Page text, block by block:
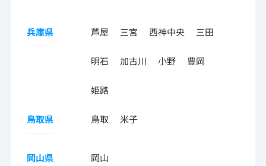
兵庫県 芦屋 三宮 西神中央 三田
明石 加古川 小野 豊岡
姫路
鳥取県 鳥取 米子
岡山県 岡山